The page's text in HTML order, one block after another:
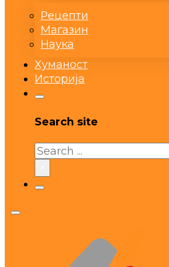
Рецепти
Магазин
Наука
Хуманост
Историја
Search site
Search